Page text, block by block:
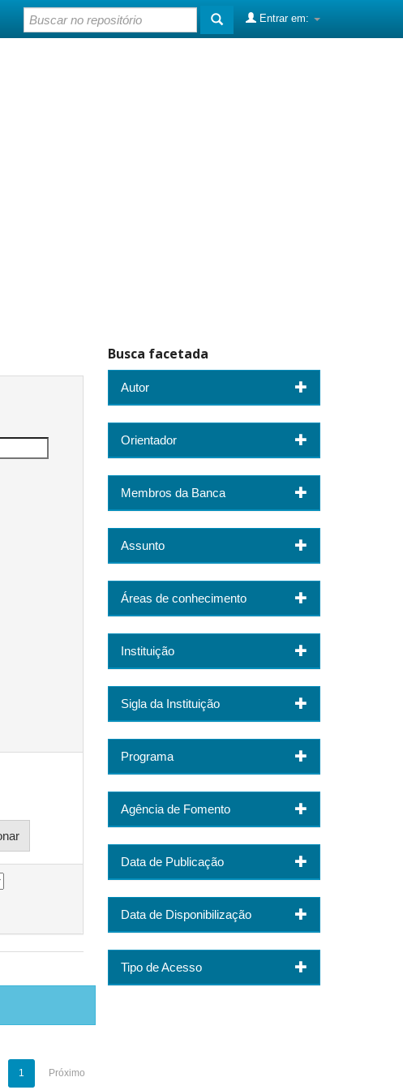
Entrar em:
1 Próximo
Busca facetada
Autor
Orientador
Membros da Banca
Assunto
Áreas de conhecimento
Instituição
Sigla da Instituição
Programa
Agência de Fomento
Data de Publicação
Data de Disponibilização
Tipo de Acesso